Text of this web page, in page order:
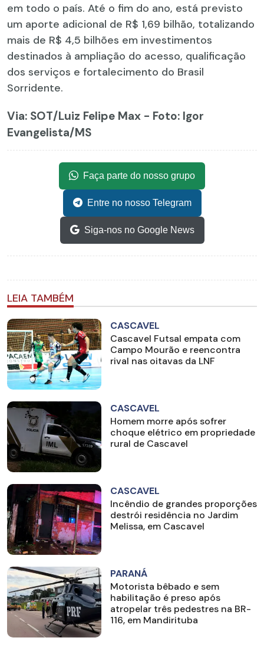
em todo o país. Até o fim do ano, está previsto
um aporte adicional de R$ 1,69 bilhão, totalizando
mais de R$ 4,5 bilhões em investimentos
destinados à ampliação do acesso, qualificação
dos serviços e fortalecimento do Brasil
Sorridente.
Via: SOT/Luiz Felipe Max - Foto: Igor
Evangelista/MS
Faça parte do nosso grupo
Entre no nosso Telegram
Siga-nos no Google News
LEIA TAMBÉM
CASCAVEL
Cascavel Futsal empata com
Campo Mourão e reencontra
rival nas oitavas da LNF
CASCAVEL
Homem morre após sofrer
choque elétrico em propriedade
rural de Cascavel
CASCAVEL
Incêndio de grandes proporções
destrói residência no Jardim
Melissa, em Cascavel
PARANÁ
Motorista bêbado e sem
habilitação é preso após
atropelar três pedestres na BR-
116, em Mandirituba